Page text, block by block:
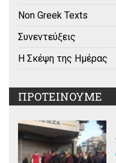
Non Greek Texts
Συνεντεύξεις
Η Σκέψη της Ημέρας
ΠΡΟΤΕΙΝΟΥΜΕ